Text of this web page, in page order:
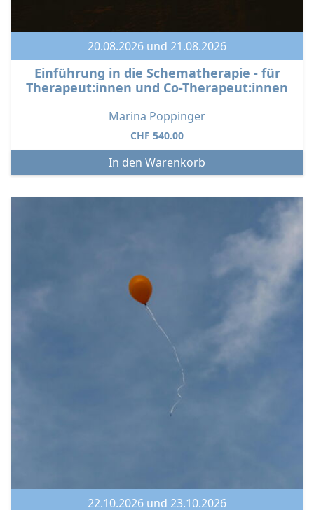
20.08.2026 und 21.08.2026
Einführung in die Schematherapie - für
Therapeut:innen und Co-Therapeut:innen
Marina Poppinger
CHF 540.00
22.10.2026 und 23.10.2026